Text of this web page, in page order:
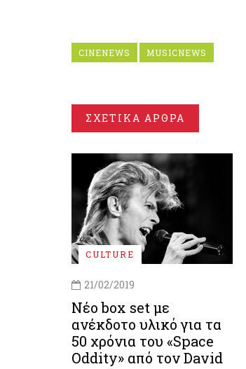
CINENEWS MUSICNEWS
ΣΧΕΤΙΚΑ ΑΡΘΡΑ
CULTURE
21/02/2019
Νέο box set με
ανέκδοτο υλικό για τα
50 χρόνια του «Space
Oddity» από τον David